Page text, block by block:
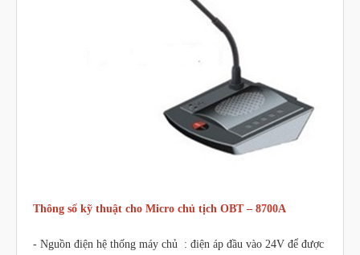
Thông số kỹ thuật cho Micro chủ tịch OBT – 8700A
- Nguồn điện hệ thống máy chủ : điện áp đầu vào 24V để được